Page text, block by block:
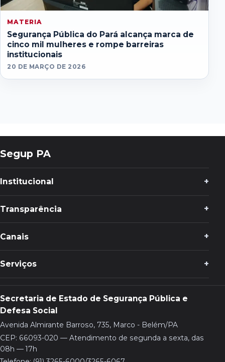
MATERIA
Segurança Pública do Pará alcança marca de
cinco mil mulheres e rompe barreiras
institucionais
20 DE MARÇO DE 2026
Segup PA
Institucional
Transparência
Canais
Serviços
Secretaria de Estado de Segurança Pública e
Defesa Social
Avenida Almirante Barroso, 735, Marco - Belém/PA
CEP: 66093-020 — Atendimento de segunda a sexta, das
08h — 17h